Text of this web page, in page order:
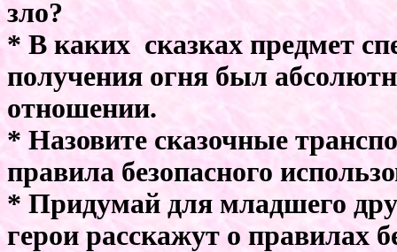
зло?
* В каких сказках предмет
получения огня был
отношении.
* Назовите сказочные
правила безопасного
* Придумай для младшего
герои расскажут о правилах